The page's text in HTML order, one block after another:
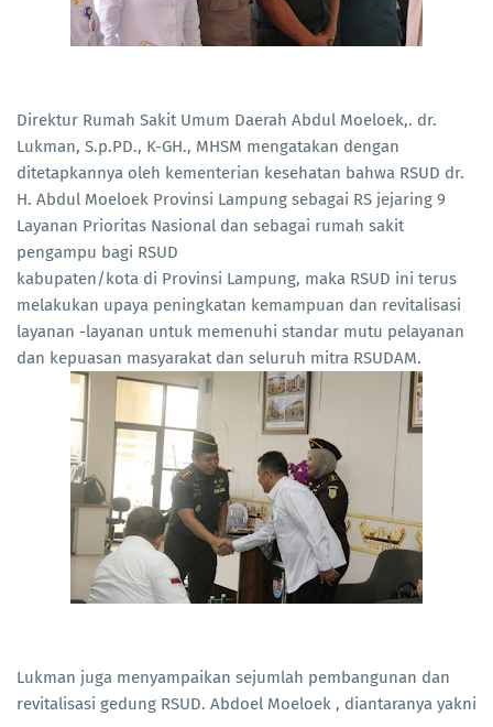
Direktur Rumah Sakit Umum Daerah Abdul Moeloek,. dr.
Lukman, S.p.PD., K-GH., MHSM mengatakan dengan
ditetapkannya oleh kementerian kesehatan bahwa RSUD dr.
H. Abdul Moeloek Provinsi Lampung sebagai RS jejaring 9
Layanan Prioritas Nasional dan sebagai rumah sakit
pengampu bagi RSUD
kabupaten/kota di Provinsi Lampung, maka RSUD ini terus
melakukan upaya peningkatan kemampuan dan revitalisasi
layanan -layanan untuk memenuhi standar mutu pelayanan
dan kepuasan masyarakat dan seluruh mitra RSUDAM.
Lukman juga menyampaikan sejumlah pembangunan dan
revitalisasi gedung RSUD. Abdoel Moeloek , diantaranya yakni